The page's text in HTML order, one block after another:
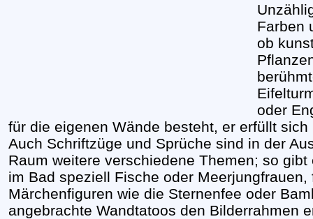
Farben
ob
oder
für die eigenen Wände besteht, er erfüllt sich
Auch Schriftzüge und Sprüche sind in der
Raum weitere verschiedene Themen; so
im Bad speziell Fische oder
Märchenfiguren wie die Sternenfee oder
angebrachte Wandtatoos den Bilderrahmen